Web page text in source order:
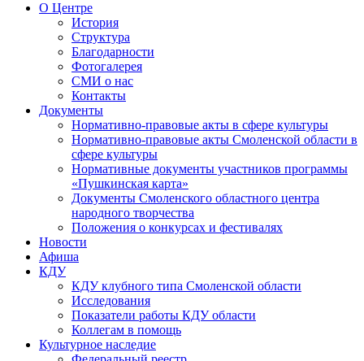
О Центре
История
Структура
Благодарности
Фотогалерея
СМИ о нас
Контакты
Документы
Нормативно-правовые акты в сфере культуры
Нормативно-правовые акты Смоленской области в
сфере культуры
Нормативные документы участников программы
«Пушкинская карта»
Документы Смоленского областного центра
народного творчества
Положения о конкурсах и фестивалях
Новости
Афиша
КДУ
КДУ клубного типа Смоленской области
Исследования
Показатели работы КДУ области
Коллегам в помощь
Культурное наследие